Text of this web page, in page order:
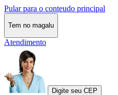
Pular para o conteudo principal
Tem no magalu
Atendimento
Digite seu CEP